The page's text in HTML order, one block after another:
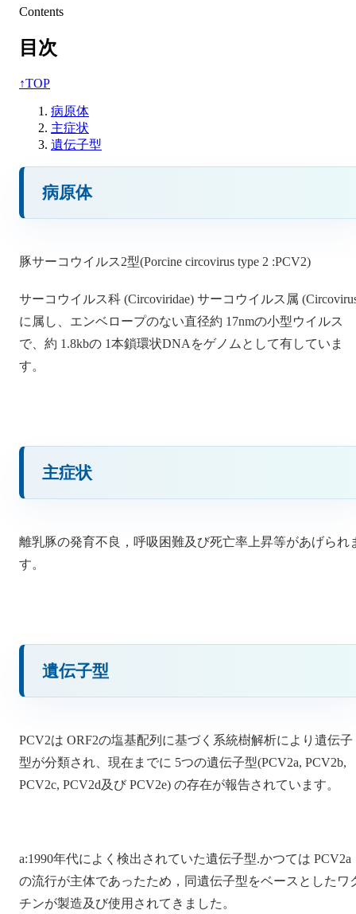
Contents
目次
↑TOP
病原体
主症状
遺伝子型
病原体
豚サーコウイルス2型(Porcine circovirus type 2 :PCV2)
サーコウイルス科 (Circoviridae) サーコウイルス属
に属し、エンベロープのない直径約 17nmの小型ウイルス
で、約 1.8kbの 1本鎖環状DNAをゲノムとして有していま
す。
主症状
離乳豚の発育不良，呼吸困難及び死亡率上昇等があげられ
す。
遺伝子型
PCV2は ORF2の塩基配列に基づく系統樹解析により遺伝子
型が分類され、現在までに 5つの遺伝子型(PCV2a, PCV2b,
PCV2c, PCV2d及び PCV2e) の存在が報告されています。
a:1990年代によく検出されていた遺伝子型.かつては PCV2a
の流行が主体であったため，同遺伝子型をベースとしたワ
チンが製造及び使用されてきました。